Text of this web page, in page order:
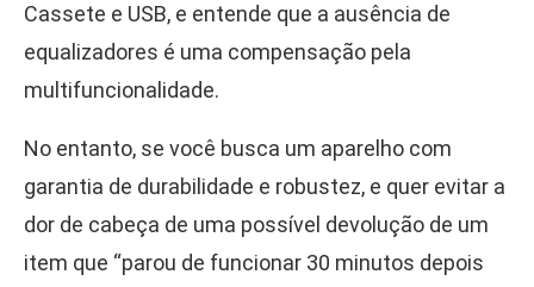
Cassete e USB, e entende que a ausência de
equalizadores é uma compensação pela
multifuncionalidade.
No entanto, se você busca um aparelho com
garantia de durabilidade e robustez, e quer evitar a
dor de cabeça de uma possível devolução de um
item que “parou de funcionar 30 minutos depois